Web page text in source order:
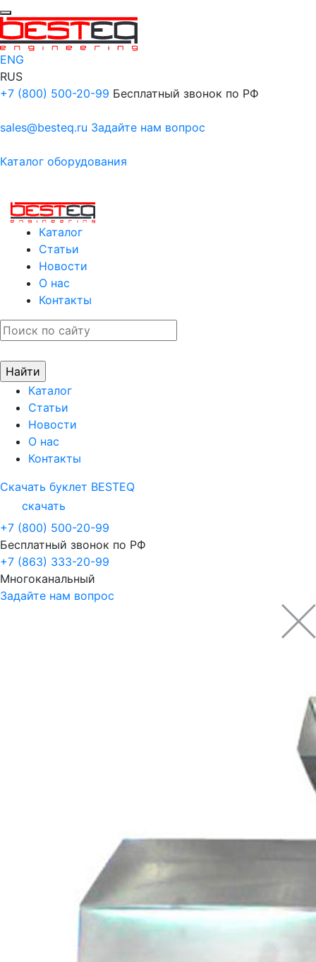
ENG
RUS
+7 (800) 500-20-99 Бесплатный звонок по РФ
sales@besteq.ru Задайте нам вопрос
Каталог оборудования
Каталог
Статьи
Новости
О нас
Контакты
Каталог
Статьи
Новости
О нас
Контакты
Скачать буклет BESTEQ
скачать
+7 (800) 500-20-99
Бесплатный звонок по РФ
+7 (863) 333-20-99
Многоканальный
Задайте нам вопрос